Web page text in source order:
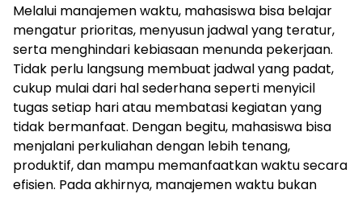
Melalui manajemen waktu, mahasiswa bisa belajar
mengatur prioritas, menyusun jadwal yang teratur,
serta menghindari kebiasaan menunda pekerjaan.
Tidak perlu langsung membuat jadwal yang padat,
cukup mulai dari hal sederhana seperti menyicil
tugas setiap hari atau membatasi kegiatan yang
tidak bermanfaat. Dengan begitu, mahasiswa bisa
menjalani perkuliahan dengan lebih tenang,
produktif, dan mampu memanfaatkan waktu secara
efisien. Pada akhirnya, manajemen waktu bukan